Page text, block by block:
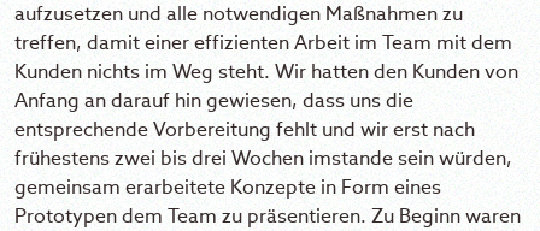
aufzusetzen und alle notwendigen Maßnahmen zu
treffen, damit einer effizienten Arbeit im Team mit dem
Kunden nichts im Weg steht. Wir hatten den Kunden von
Anfang an darauf hin gewiesen, dass uns die
entsprechende Vorbereitung fehlt und wir erst nach
frühestens zwei bis drei Wochen imstande sein würden,
gemeinsam erarbeitete Konzepte in Form eines
Prototypen dem Team zu präsentieren. Zu Beginn waren